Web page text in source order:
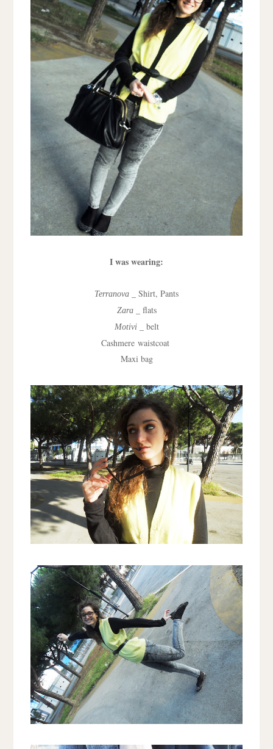
I was wearing:
Terranova _ Shirt, Pants
Zara _ flats
Motivi
_ belt
Cashmere waistcoat
Maxi bag